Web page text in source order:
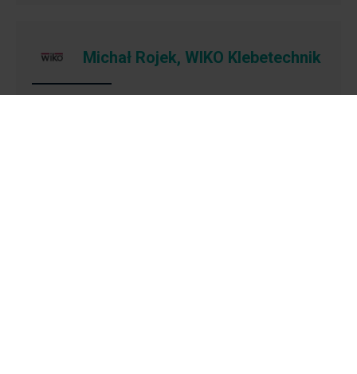
Michał Rojek, WIKO Klebetechnik